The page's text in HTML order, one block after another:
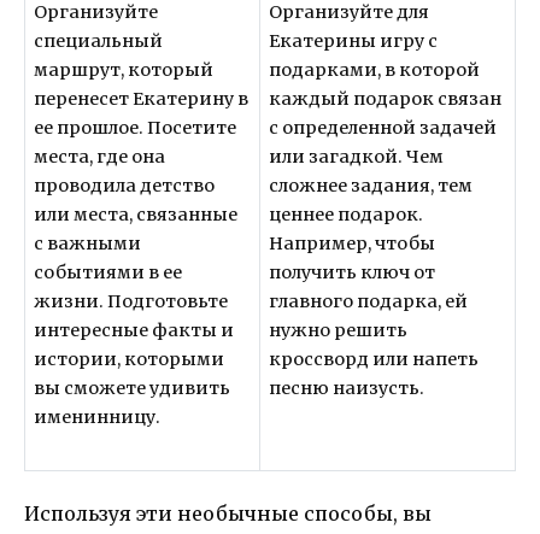
Организуйте
специальный
маршрут, который
перенесет Екатерину в
ее прошлое. Посетите
места, где она
проводила детство
или места, связанные
с важными
событиями в ее
жизни. Подготовьте
интересные факты и
истории, которыми
вы сможете удивить
именинницу.
Организуйте для
Екатерины игру с
подарками, в которой
каждый подарок связан
с определенной задачей
или загадкой. Чем
сложнее задания, тем
ценнее подарок.
Например, чтобы
получить ключ от
главного подарка, ей
нужно решить
кроссворд или напеть
песню наизусть.
Используя эти необычные способы, вы